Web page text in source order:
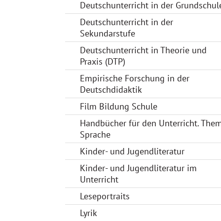
Deutschunterricht in der
Deutschunterricht in der
Sekundarstufe
Deutschunterricht in Theorie und
Praxis (DTP)
Empirische Forschung in der
Deutschdidaktik
Film Bildung Schule
Handbücher für den Unterricht.
Sprache
Kinder- und Jugendliteratur
Kinder- und Jugendliteratur im
Unterricht
Leseportraits
Lyrik